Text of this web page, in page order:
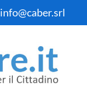
info@caber.srl